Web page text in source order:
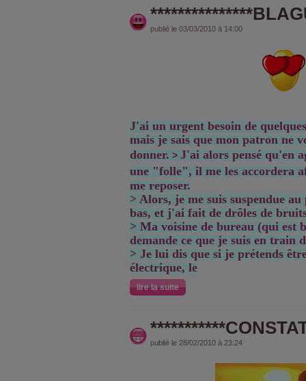
publié le 03/03/2010 à 14:00
J'ai un urgent besoin de
mais je sais que mon patron ne
donner. > J'ai alors pensé qu'en
une "folle", il me les accordera
me reposer.
> Alors, je me suis suspendue
bas, et j'ai fait de drôles de
> Ma voisine de bureau (qui est
demande ce que je suis en train
> Je lui dis que si je prétends
électrique, le
lire la suite
publié le 28/02/2010 à 23:24